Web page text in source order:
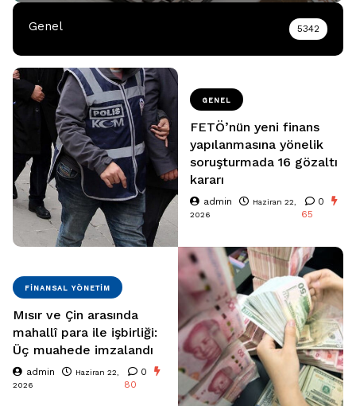
Genel 5342
GENEL
FETÖ’nün yeni finans
yapılanmasına yönelik
soruşturmada 16 gözaltı
kararı
admin
Haziran 22,
2026
0
65
FINANSAL YÖNETIM
Mısır ve Çin arasında
mahallî para ile işbirliği:
Üç muahede imzalandı
admin
Haziran 22,
2026
0
80